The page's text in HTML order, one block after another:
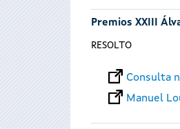
Premios XXIII
RESOLTO
Consulta
Manuel